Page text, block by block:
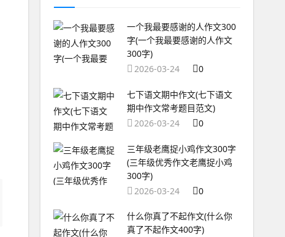
一个我最要感谢的人作文300
字(一个我最要感谢的人作文
300字)
2026-03-24
0
七下语文期中作文(七下语文
期中作文常考题目范文)
2026-03-24
0
三年级老鹰捉小鸡作文300字
(三年级优秀作文老鹰捉小鸡
300字)
2026-03-24
0
什么你真了不起作文(什么你
真了不起作文400字)